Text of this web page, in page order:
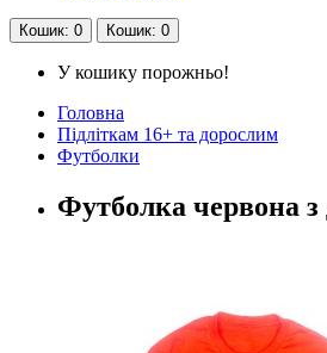
Кошик: 0 Кошик: 0
У кошику порожньо!
Головна
Підліткам 16+ та дорослим
Футболки
Футболка червона